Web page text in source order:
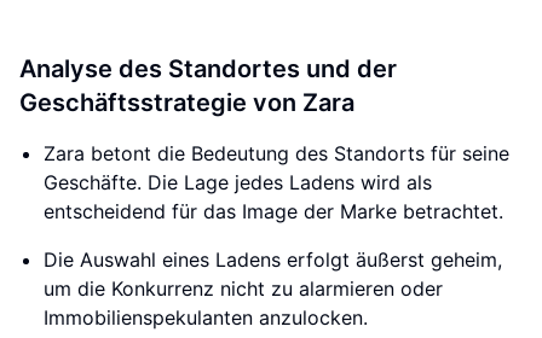
Analyse des Standortes und der
Geschäftsstrategie von Zara
Zara betont die Bedeutung des Standorts für seine
Geschäfte. Die Lage jedes Ladens wird als
entscheidend für das Image der Marke betrachtet.
Die Auswahl eines Ladens erfolgt äußerst geheim,
um die Konkurrenz nicht zu alarmieren oder
Immobilienspekulanten anzulocken.